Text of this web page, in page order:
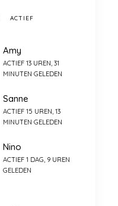
ACTIEF
Amy
ACTIEF 13 UREN, 31
MINUTEN GELEDEN
Sanne
ACTIEF 15 UREN, 13
MINUTEN GELEDEN
Nino
ACTIEF 1 DAG, 9 UREN
GELEDEN